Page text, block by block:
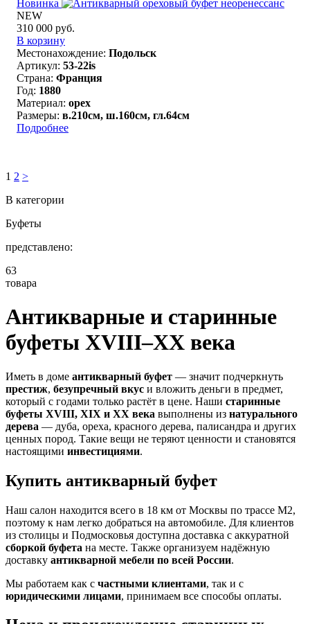
Новинка
NEW
310 000 руб.
В корзину
Местонахождение: Подольск
Артикул: 53-22is
Страна: Франция
Год: 1880
Материал: орех
Размеры: в.210см, ш.160см, гл.64см
Подробнее
1 2 >
В категории
Буфеты
представлено:
63
товара
Антикварные и старинные
буфеты XVIII–XX века
Иметь в доме антикварный буфет — значит подчеркнуть
престиж, безупречный вкус и вложить деньги в предмет,
который с годами только растёт в цене. Наши старинные
буфеты XVIII, XIX и XX века выполнены из натурального
дерева — дуба, ореха, красного дерева, палисандра и других
ценных пород. Такие вещи не теряют ценности и становятся
настоящими инвестициями.
Купить антикварный буфет
Наш салон находится всего в 18 км от Москвы по трассе М2,
поэтому к нам легко добраться на автомобиле. Для клиентов
из столицы и Подмосковья доступна доставка с аккуратной
сборкой буфета на месте. Также организуем надёжную
доставку антикварной мебели по всей России.
Мы работаем как с частными клиентами, так и с
юридическими лицами, принимаем все способы оплаты.